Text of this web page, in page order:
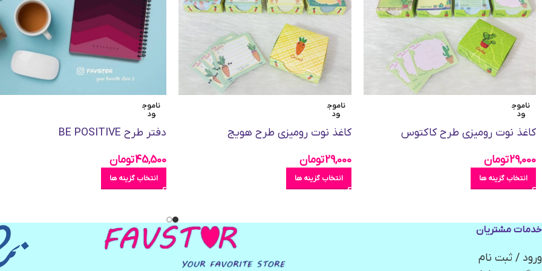
ناموج
ود
کاغذ نوت رومیزی طرح کاکتوس
29,000تومان
انتخاب گزینه ها
ناموج
ود
کاغذ نوت رومیزی طرح هویج
29,000تومان
انتخاب گزینه ها
ناموج
ود
دفتر طرح BE POSITIVE
45,500تومان
انتخاب گزینه ها
خدمات مشتریان
ورود / ثبت نام